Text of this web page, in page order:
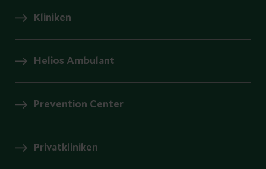
Kliniken
Helios Ambulant
Prevention Center
Privatkliniken